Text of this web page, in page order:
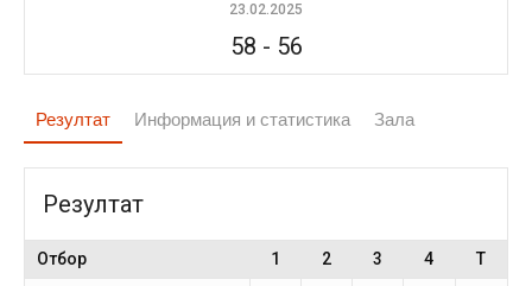
23.02.2025
58 - 56
Резултат Информация и статистика Зала
Резултат
Отбор 1 2 3 4
T